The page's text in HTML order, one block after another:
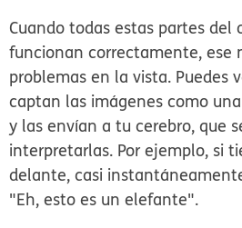
Cuando todas estas partes del
funcionan correctamente, ese
problemas en la vista. Puedes
captan las imágenes como
y las envían a tu cerebro, que
interpretarlas. Por ejemplo, si
delante, casi
"Eh, esto es un elefante".